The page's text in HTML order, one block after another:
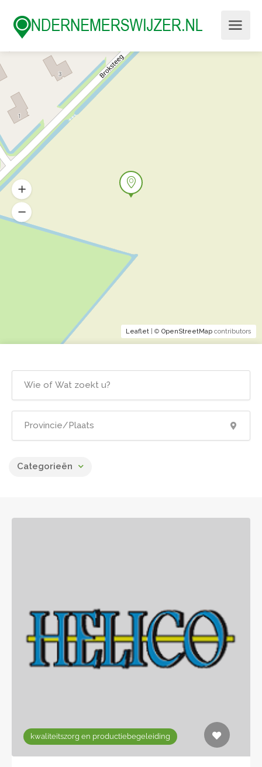
Categorieën
kwaliteitszorg en productiebegeleiding
Leaflet | © OpenStreetMap contributors